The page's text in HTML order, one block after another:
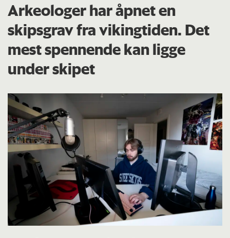
Arkeologer har åpnet en
skipsgrav fra vikingtiden. Det
mest spennende kan ligge
under skipet